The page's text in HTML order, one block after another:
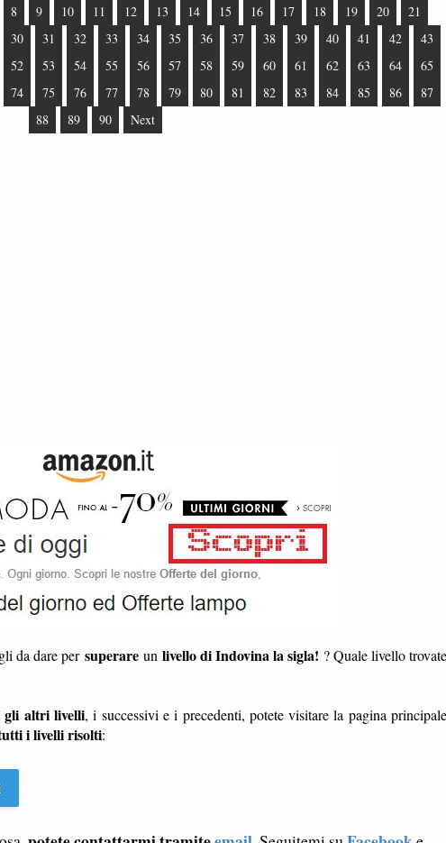
8 9 10 11 12 13 14 15 16 17 18 19 20
21
30 31 32 33 34 35 36 37 38 39 40 41 42
43
52 53 54 55 56 57 58 59 60 61 62 63 64
65
74 75 76 77 78 79 80 81 82 83 84 85 86
87
88
89 90 Next
da dare per superareun livello di Indovina la sigla! ? Quale livello
gli altri livelli, i successivi e i precedenti, potete visitare la pagina principale
i livelli risolti: